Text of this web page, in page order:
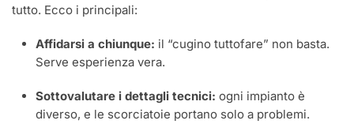
tutto. Ecco i principali:
Affidarsi a chiunque: il “cugino tuttofare” non basta.
Serve esperienza vera.
Sottovalutare i dettagli tecnici: ogni impianto è
diverso, e le scorciatoie portano solo a problemi.